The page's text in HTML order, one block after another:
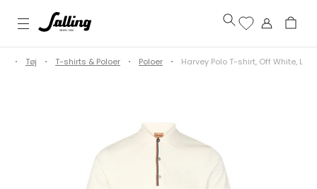
Tøj T-shirts & Poloer Poloer Harvey Polo T-shirt, Off White, L